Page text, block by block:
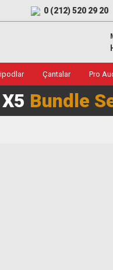
0 (212) 520 29 20
Çantalar Pro
Bundle